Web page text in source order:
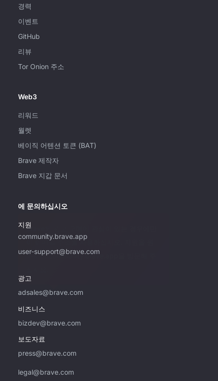
경력
이벤트
GitHub
리뷰
Tor Onion 주소
Web3
리워드
월렛
베이직 어텐션 토큰 (BAT)
Brave 제작자
Brave 지갑 문서
에 문의하십시오
지원
community.brave.app
user-support@brave.com
광고
adsales@brave.com
Brave의 광고 구매에 관심이 있는 경우에만
이 이메일 주소를 사용하십시오. 지원을 원
하시면 community.brave.app을 방문해 주
비즈니스
bizdev@brave.com
보도자료
press@brave.com
legal@brave.com